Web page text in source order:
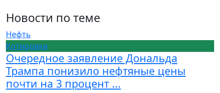
Новости по теме
Нефть
Котировки
Очередное заявление Дональда
Трампа понизило нефтяные цены
почти на 3 процент ...